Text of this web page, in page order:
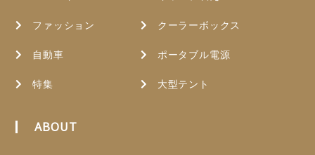
ファッション
自動車
特集
クーラーボックス
ポータブル電源
大型テント
ABOUT